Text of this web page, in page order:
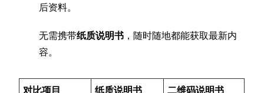
后资料。
无需携带纸质说明书 ，随时随地都能获取最新内
容。
对比项目 纸质说明书 二维码说明书